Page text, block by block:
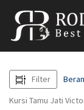
Filter
Kursi Tamu Jati